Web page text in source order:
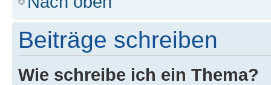
Beiträge schreiben
Wie schreibe ich ein Thema?